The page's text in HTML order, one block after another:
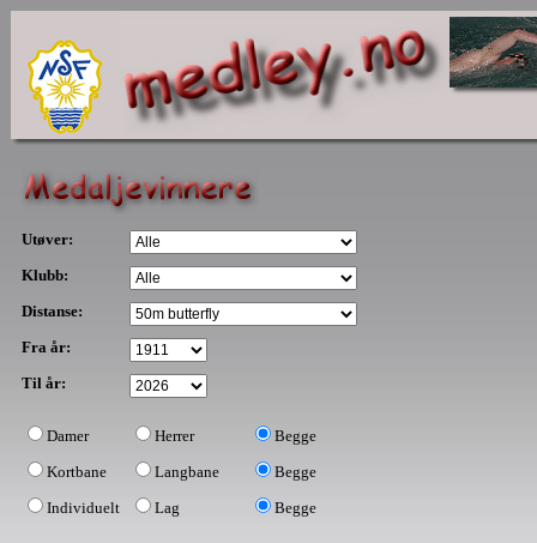
Utøver:
Klubb:
Distanse:
Fra år:
Til år:
Damer Herrer
Begge
Kortbane
Langbane
Begge
Individuelt
Lag Begge